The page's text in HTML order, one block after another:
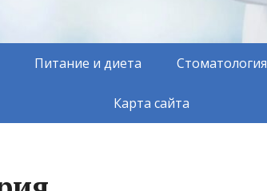
Питание и диета Стоматология
Карта сайта